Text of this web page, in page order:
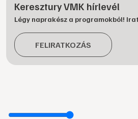
Keresztury VMK hírlevél
Légy naprakész a programokból!
FELIRATKOZÁS